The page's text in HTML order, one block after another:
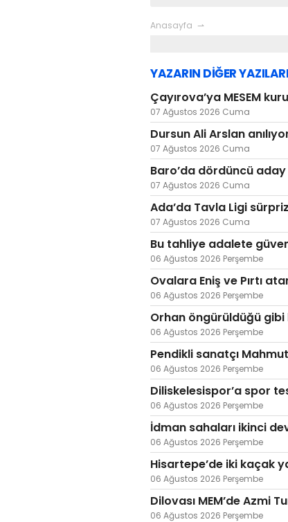
Anasayfa
YAZARIN DİĞER YAZILARI
Çayırova’ya MESEM
07 Ağustos 2026 Cuma
Dursun Ali Arslan
07 Ağustos 2026 Cuma
Baro’da dördüncü
07 Ağustos 2026 Cuma
Ada’da Tavla Ligi
07 Ağustos 2026 Cuma
Bu tahliye adalete
06 Ağustos 2026 Perşembe
Ovalara Eniş ve Pırtı
06 Ağustos 2026 Perşembe
Orhan öngürüldüğü
06 Ağustos 2026 Perşembe
Pendikli sanatçı
06 Ağustos 2026 Perşembe
Diliskelesispor’a spor
06 Ağustos 2026 Perşembe
İdman sahaları ikinci
06 Ağustos 2026 Perşembe
Hisartepe’de iki kaçak
06 Ağustos 2026 Perşembe
Dilovası MEM’de Azmi
06 Ağustos 2026 Perşembe